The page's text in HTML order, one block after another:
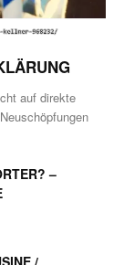
auf direkte
–
/ G